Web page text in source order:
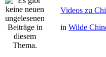
Videos zu
in Wilde